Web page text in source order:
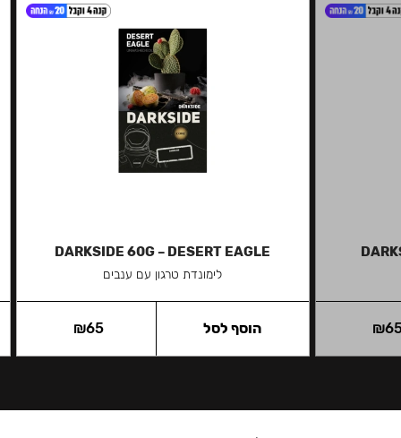
₪
DARKSIDE 60G – DESERT EAGLE
לימונדת טרגון עם ענבים
₪65 הוסף לסל